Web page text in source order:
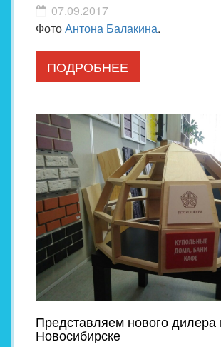
07.09.2017
ФотоАнтона Балакина.
ПОДРОБНЕЕ
Представляем нового дилера
Новосибирске